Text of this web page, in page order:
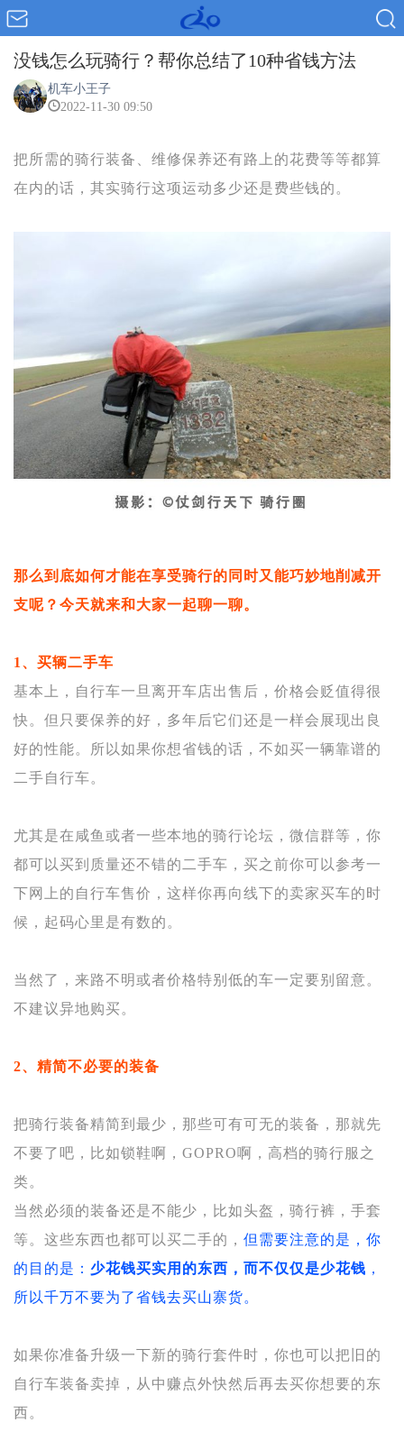
没钱怎么玩骑行？帮你总结了10种省钱方法
机车小王子
2022-11-30 09:50
把所需的骑行装备、维修保养还有路上的花费等等都算
在内的话，其实骑行这项运动多少还是费些钱的。
那么到底如何才能在享受骑行的同时又能巧妙地削减开
支呢？ 今天就来和大家一起聊一聊。
1、买辆二手车
基本上，自行车一旦离开车店出售后，价格会贬值得很
快。但只要保养的好，多年后它们还是一样会展现出良
好的性能。所以如果你想省钱的话，不如买一辆靠谱的
二手自行车。
尤其是在咸鱼或者一些本地的骑行论坛，微信群等，你
都可以买到质量还不错的二手车，买之前你可以参考一
下网上的自行车售价，这样你再向线下的卖家买车的时
候，起码心里是有数的。
当然了，来路不明或者价格特别低的车一定要别留意。
不建议异地购买。
2、精简不必要的装备
把骑行装备精简到最少，那些可有可无的装备，那就先
不要了吧，比如锁鞋啊，GOPRO啊，高档的骑行服之
类。
当然必须的装备还是不能少，比如头盔，骑行裤，手套
等。这些东西也都可以买二手的， 但需要注意的是，你
的目的是： 少花钱买实用的东西，而不仅仅是少花钱 ，
所以千万不要为了省钱去买山寨货。
如果你准备升级一下新的骑行套件时，你也可以把旧的
自行车装备卖掉，从中赚点外快然后再去买你想要的东
西。